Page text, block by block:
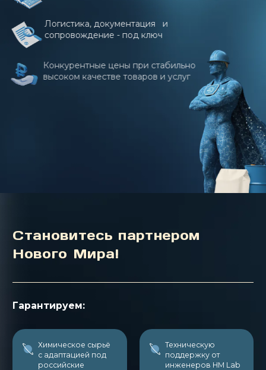
Логистика, документация и
сопровождение - под ключ
Конкурентные цены при стабильно
высоком качестве товаров и услуг
Становитесь партнером
Нового Мира!
Гарантируем:
Химическое сырьё
с адаптацией под
российские
Техническую
поддержку от
инженеров НМ Lab